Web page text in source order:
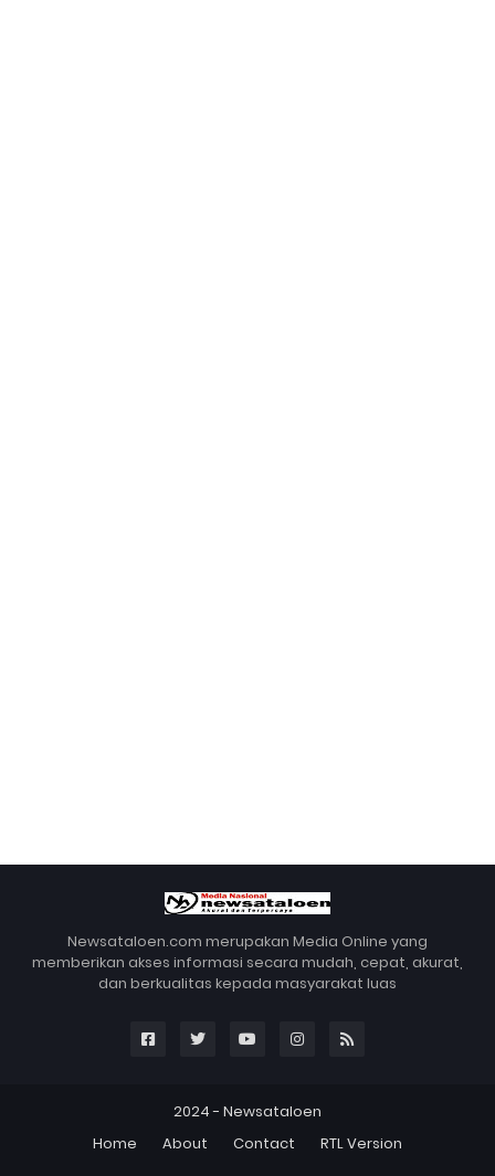
Newsataloen.com merupakan Media Online yang
memberikan akses informasi secara mudah, cepat, akurat,
dan berkualitas kepada masyarakat luas
2024 - Newsataloen
Home
About Contact RTL Version